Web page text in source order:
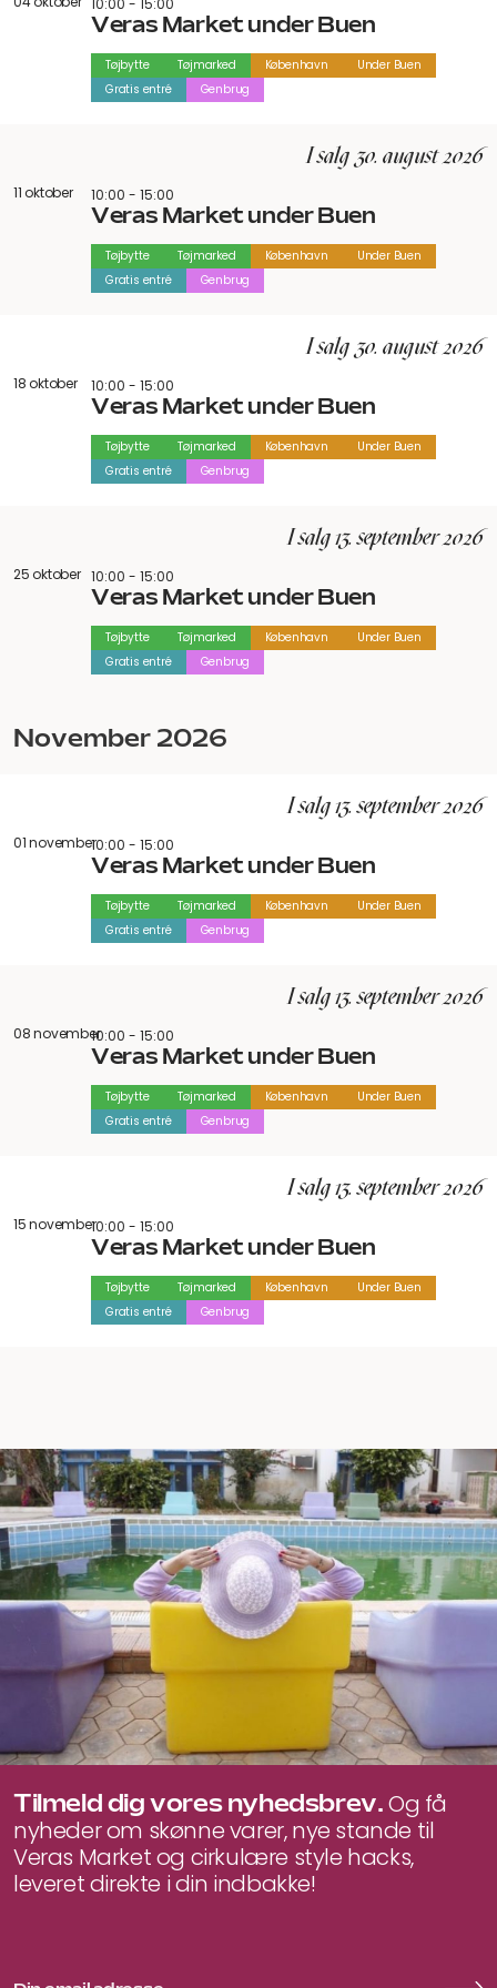
Veras Market under Buen
Tøjbytte Tøjmarked København
Under Buen
Gratis entré
Genbrug
11 oktober 10:00 - 15:00
Veras Market under Buen
Tøjbytte Tøjmarked København
Under Buen
Gratis entré
Genbrug
I salg 30. august 2026
18 oktober 10:00 - 15:00
Veras Market under Buen
Tøjbytte Tøjmarked København
Under Buen
Gratis entré
Genbrug
I salg 30. august 2026
25 oktober 10:00 - 15:00
Veras Market under Buen
Tøjbytte Tøjmarked København
Under Buen
Gratis entré
Genbrug
I salg 13. september 2026
november 2026
01 november10:00 - 15:00
Veras Market under Buen
Tøjbytte Tøjmarked København
Under Buen
Gratis entré
Genbrug
I salg 13. september 2026
08 november10:00 - 15:00
Veras Market under Buen
Tøjbytte Tøjmarked København
Under Buen
Gratis entré
Genbrug
I salg 13. september 2026
15 november10:00 - 15:00
Veras Market under Buen
Tøjbytte Tøjmarked København
Under Buen
Gratis entré
Genbrug
I salg 13. september 2026
Tilmeld dig vores nyhedsbrev.Og få
nyheder om skønne varer, nye stande til
Veras Market og cirkulære style hacks,
leveret direkte i din indbakke!